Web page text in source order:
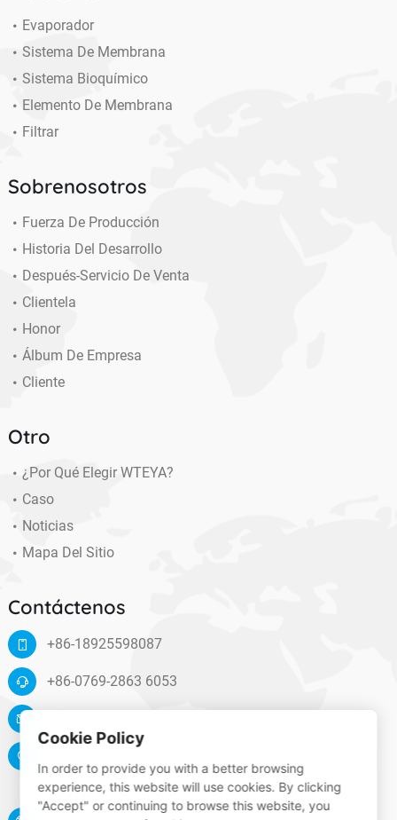
Evaporador
Sistema De Membrana
Sistema Bioquímico
Elemento De Membrana
Filtrar
Sobrenosotros
Fuerza De Producción
Historia Del Desarrollo
Después-Servicio De Venta
Clientela
Honor
Álbum De Empresa
Cliente
Otro
¿Por Qué Elegir WTEYA?
Caso
Noticias
Mapa Del Sitio
Contáctenos
+86-18925598087
+86-0769-2863 6053
District, Dongguan, Guangdong, China
Cookie Policy
In order to provide you with a better browsing
experience, this website will use cookies. By clicking
"Accept" or continuing to browse this website, you